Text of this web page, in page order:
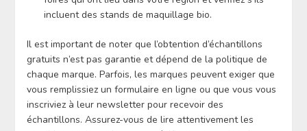
incluent des stands de maquillage bio.
Il est important de noter que l’obtention d’échantillons
gratuits n’est pas garantie et dépend de la politique de
chaque marque. Parfois, les marques peuvent exiger que
vous remplissiez un formulaire en ligne ou que vous vous
inscriviez à leur newsletter pour recevoir des
échantillons. Assurez-vous de lire attentivement les